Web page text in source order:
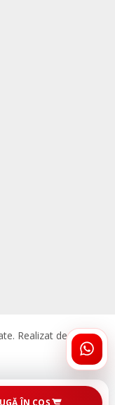
Realizat deAccent
ÎN COȘ